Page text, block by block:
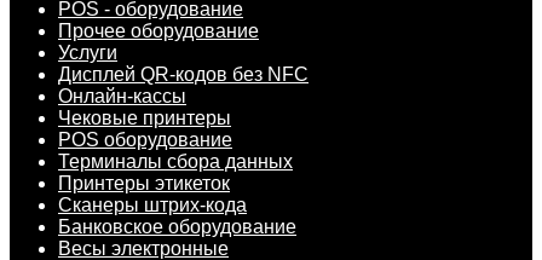
POS - оборудование
Прочее оборудование
Услуги
Дисплей QR-кодов без NFC
Онлайн-кассы
Чековые принтеры
POS оборудование
Терминалы сбора данных
Принтеры этикеток
Сканеры штрих-кода
Банковское оборудование
Весы электронные